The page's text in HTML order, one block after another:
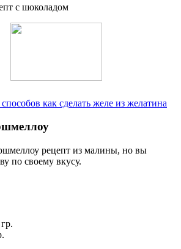
как сделать желе из желатина
рецепт из малины, но вы
по своему вкусу.